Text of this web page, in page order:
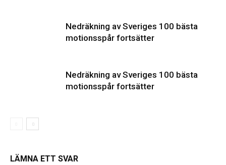
Nedräkning av Sveriges 100 bästa
motionsspår fortsätter
Nedräkning av Sveriges 100 bästa
motionsspår fortsätter
LÄMNA ETT SVAR